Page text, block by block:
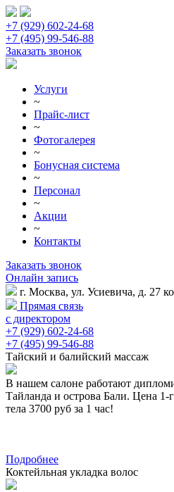
+7 (929) 602-24-68
+7 (495) 99-546-88
Заказать звонок
Услуги
~
Прайс-лист
~
Фотогалерея
~
Бонусная система
~
Персонал
~
Акции
~
Контакты
Заказать звонок
Онлайн запись
г. Москва, ул. Усиевича, д. 27
Прямая связь
с директором
+7 (929) 602-24-68
+7 (495) 99-546-88
Тайский и балийский массаж
В нашем салоне работают
Тайланда и острова Бали. Цена 1-
тела 3700 руб за 1 час!
Подробнее
Коктейльная укладка волос